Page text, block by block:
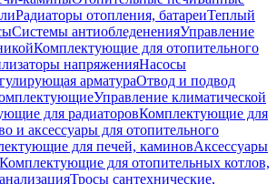
Радиаторы отопления, батареиТеплый
Системы антиобледененияУправление
Комплектующие для отопительного
напряженияНасосы
арматураОтвод и подвод
Управление климатической
для радиаторовКомплектующие для
и аксессуары для отопительного
для печей, каминовАксессуары
Комплектующие для отопительных котлов,
Тросы сантехнические,